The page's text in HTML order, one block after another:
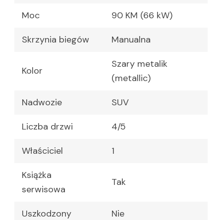
Moc 90 KM (66 kW)
Skrzynia biegów Manualna
Kolor
Szary metalik
(metallic)
Nadwozie SUV
Liczba drzwi 4/5
Właściciel 1
Książka
serwisowa
Tak
Uszkodzony Nie